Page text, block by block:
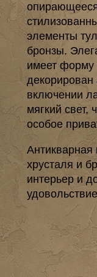
элементы
бронзы.
имеет форму
включении
мягкий свет,
особое
Антикварная
хрусталя и
интерьер и